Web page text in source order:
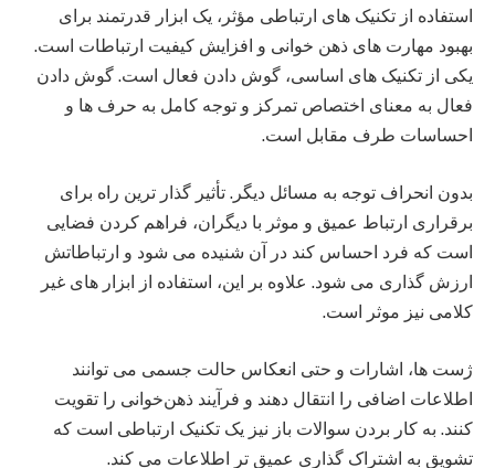
استفاده از تکنیک‌ های ارتباطی مؤثر، یک ابزار قدرتمند برای
بهبود مهارت های ذهن‌ خوانی و افزایش کیفیت ارتباطات است.
یکی از تکنیک‌ های اساسی، گوش دادن فعال است. گوش دادن
فعال به معنای اختصاص تمرکز و توجه کامل به حرف‌ ها و
احساسات طرف مقابل است.
بدون انحراف توجه به مسائل دیگر. تأثیر گذار ترین راه برای
برقراری ارتباط عمیق و موثر با دیگران، فراهم کردن فضایی
است که فرد احساس کند در آن شنیده می‌ شود و ارتباطاتش
ارزش گذاری می‌ شود. علاوه بر این، استفاده از ابزار های غیر
کلامی نیز موثر است.
ژست‌ ها، اشارات و حتی انعکاس حالت جسمی می‌ توانند
اطلاعات اضافی را انتقال دهند و فرآیند ذهن‌خوانی را تقویت
کنند. به کار بردن سوالات باز نیز یک تکنیک ارتباطی است که
تشویق به اشتراک گذاری عمیق‌ تر اطلاعات می‌ کند.